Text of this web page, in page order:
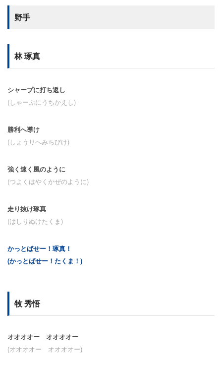
野手
林 琢真
シャープに打ち返し
(しゃーぷにうちかえし)
勝利へ導け
(しょうりへみちびけ)
強く速く風のように
(つよくはやくかぜのように)
走り抜け琢真
(はしりぬけたくま)
かっとばせー！琢真！
(かっとばせー！たくま！)
牧 秀悟
オオオオー オオオオー
(オオオオー オオオオー)